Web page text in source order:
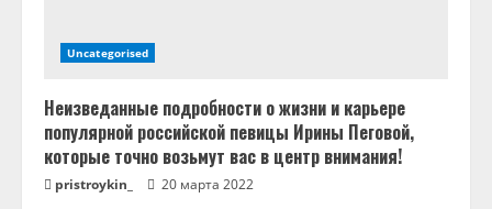
Uncategorised
Неизведанные подробности о жизни и карьере
популярной российской певицы Ирины Пеговой,
которые точно возьмут вас в центр внимания!
pristroykin_ 20 марта 2022